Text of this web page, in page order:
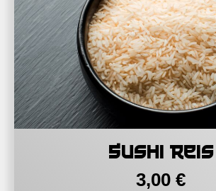
Sushi Reis
3,00€